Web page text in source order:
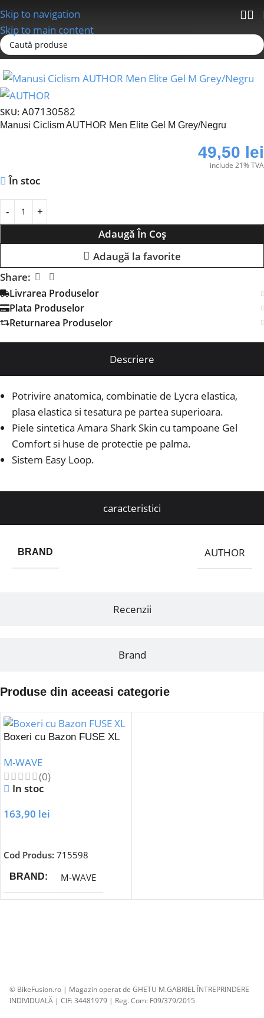
Skip to navigation
Skip to main content
Prima pagină
SKU: A07130582
Manusi Ciclism AUTHOR Men Elite Gel M Grey/Negru
49,50 lei
include 21% TVA
În stoc
Adaugă În Coș
Adaugă la favorite
Share:
Livrarea Produselor
Plata Produselor
Returnarea Produselor
Descriere
Potrivire anatomica, combinatie de Lycra elastica,
plasa elastica si tesatura pe partea superioara.
Piele sintetica Amara Shark Skin cu tampoane Gel
Comfort si huse de protectie pe palma.
Sistem Easy Loop.
caracteristici
Recenzii
Brand
BRAND AUTHOR
Produse din aceeasi categorie
Boxeri cu Bazon FUSE XL
M-WAVE
(0)
In stoc
163,90 lei
Cod Produs: 715598
BRAND M-WAVE
© BikeFusion.ro | Magazin operat de GHETU M.GABRIEL ÎNTREPRINDERE
INDIVIDUALĂ | CIF: 34481979 | Reg. Com: F09/379/2015